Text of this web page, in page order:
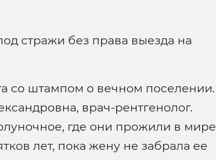
стражи без права выезда на
со штампом о вечном поселении.
врач-рентгенолог.
где они прожили в мире
лет, пока жену не забрала ее